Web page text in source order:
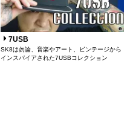
7USB
SK8は勿論、音楽やアート、ビンテージから
インスパイアされた7USBコレクション